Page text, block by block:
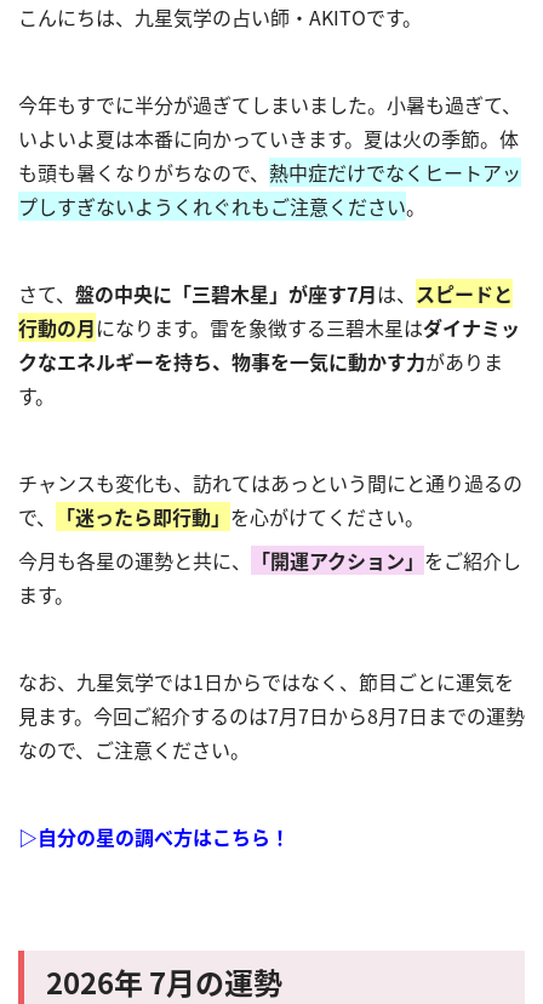
こんにちは、九星気学の占い師・AKITOです。
今年もすでに半分が過ぎてしまいました。小暑も過ぎて、
いよいよ夏は本番に向かっていきます。夏は火の季節。体
も頭も暑くなりがちなので、 熱中症だけでなくヒートアッ
プしすぎないようくれぐれもご注意ください。
さて、 盤の中央に「三碧木星」が座す7月は、 スピードと
行動の月になります。雷を象徴する三碧木星はダイナミッ
クなエネルギーを持ち、物事を一気に動かす力がありま
す。
チャンスも変化も、訪れてはあっという間にと通り過るの
で、
「迷ったら即行動」 を心がけてください。
今月も各星の運勢と共に、
「開運アクション」 をご紹介し
ます。
なお、九星気学では1日からではなく、節目ごとに運気を
見ます。今回ご紹介するのは7月7日から8月7日までの運勢
なので、ご注意ください。
▷自分の星の調べ方はこちら！
2026年 7月の運勢